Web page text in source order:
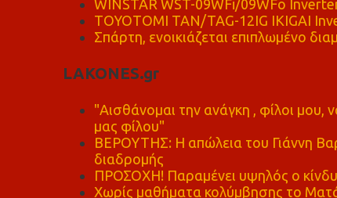
WINSTAR WST-09WFi/09WFo Inverter
TOYOTOMI TAN/TAG-12IG IKIGAI
Σπάρτη, ενοικιάζεται επιπλωμένο
LAKONES.gr
"Αισθάνομαι την ανάγκη , φίλοι
μας φίλου"
ΒΕΡΟΥΤΗΣ: Η απώλεια του Γιάννη
διαδρομής
ΠΡΟΣΟΧΗ! Παραμένει υψηλός ο
Χωρίς μαθήματα κολύμβησης το